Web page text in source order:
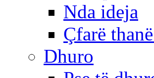
Nda ideja
Çfarë
Dhuro